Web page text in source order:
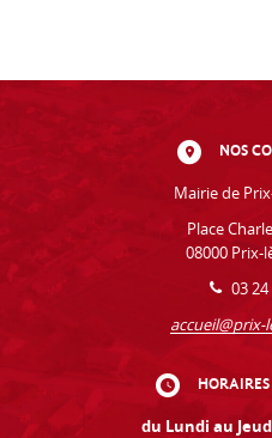
NOS
Mairie de
Place
08000 Prix-
03 24
accueil@prix-
du Lundi au